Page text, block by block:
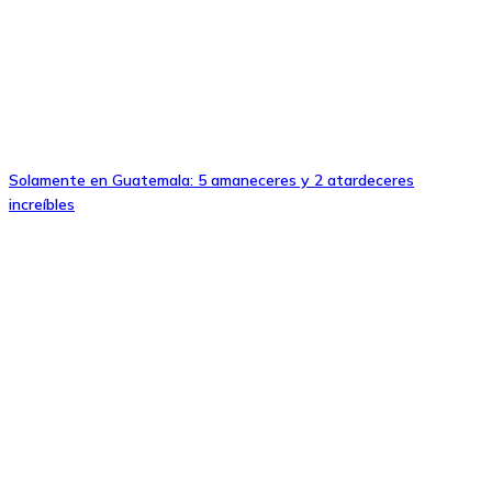
Solamente en Guatemala: 5 amaneceres y 2 atardeceres
increíbles